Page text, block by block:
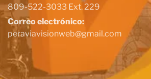
809-522-3033 Ext. 229
Correo electrónico:
peraviavisionweb@gmail.com